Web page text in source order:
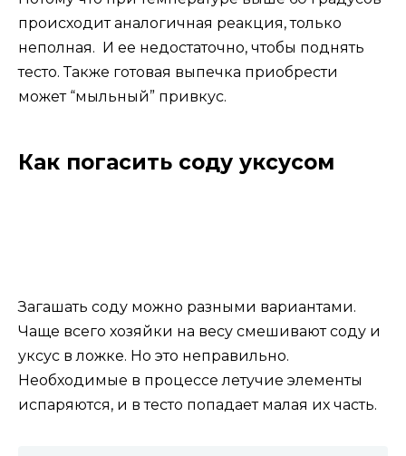
происходит аналогичная реакция, только
неполная. И ее недостаточно, чтобы поднять
тесто. Также готовая выпечка приобрести
может “мыльный” привкус.
Как погасить соду уксусом
Загашать соду можно разными вариантами.
Чаще всего хозяйки на весу смешивают соду и
уксус в ложке. Но это неправильно.
Необходимые в процессе летучие элементы
испаряются, и в тесто попадает малая их часть.